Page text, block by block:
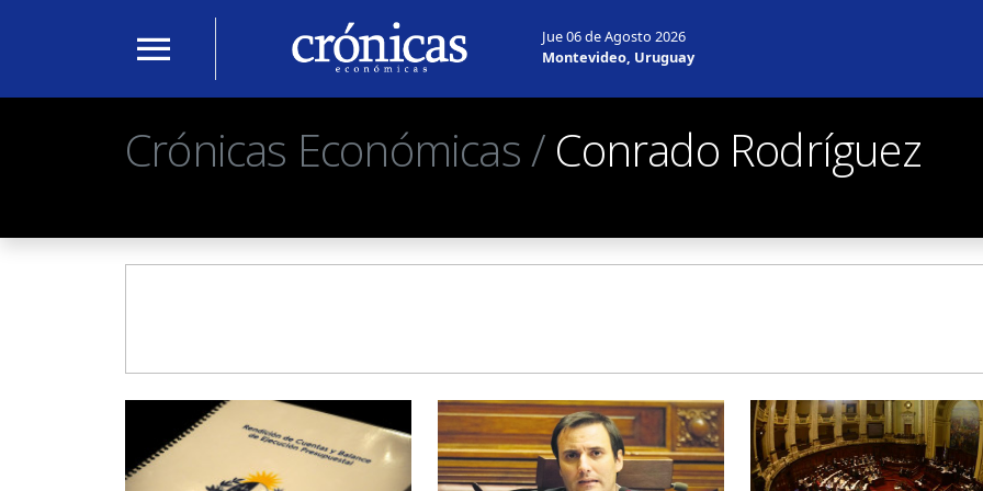
menu
Jue 06 de Agosto 2026
Montevideo, Uruguay
Crónicas Económicas / Conrado Rodríguez